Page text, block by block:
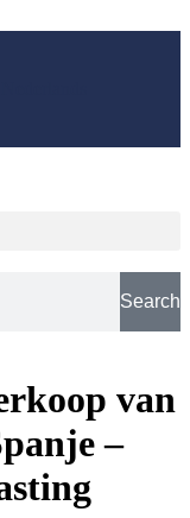
Search
van
–